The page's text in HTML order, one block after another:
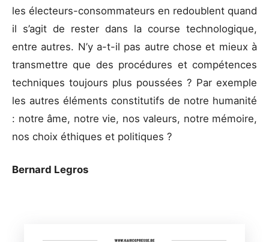
les électeurs-consommateurs en redoublent quand
il s’agit de rester dans la course technologique,
entre autres. N’y a-t-il pas autre chose et mieux à
transmettre que des procédures et compétences
techniques toujours plus poussées ? Par exemple
les autres éléments constitutifs de notre humanité
: notre âme, notre vie, nos valeurs, notre mémoire,
nos choix éthiques et politiques ?
Bernard Legros